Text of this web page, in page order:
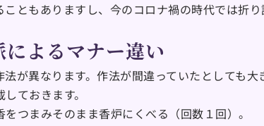
ともありますし、今のコロナ禍の時代では折
よるマナー違い
が異なります。作法が間違っていたとしても
ておきます。
まみそのまま香炉にくべる（回数１回）。